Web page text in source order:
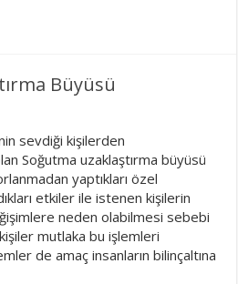
Büyüsü
sevdiği kişilerden
Soğutma uzaklaştırma büyüsü
yaptıkları özel
etkiler ile istenen kişilerin
neden olabilmesi sebebi
mutlaka bu işlemleri
de amaç insanların bilinçaltına